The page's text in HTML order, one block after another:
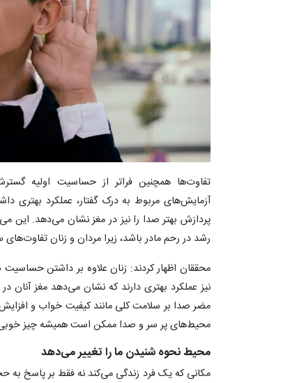
تفاوت‌ها همچنین فراتر از حساسیت اولیه
آزمایش‌های مربوط به درک گفتار، عملکرد بهتری
پردازش بهتر صدا را نیز در مغز نشان می‌دهد. این
رشد در رحم مادر باشد، زیرا مردان و زنان
محققان اظهار کردند: زنان علاوه بر داشتن حساسیت
نیز عملکرد بهتری دارند که نشان می‌دهد مغز آنان
مضر صدا بر سلامت کلی مانند کیفیت خواب و
محیط‌های پر سر و صدا ممکن است همیشه چیز
محیط نحوه شنیدن ما را تغییر می‌دهد
مکانی که یک فرد زندگی می‌کند نه فقط بر پاسخ به